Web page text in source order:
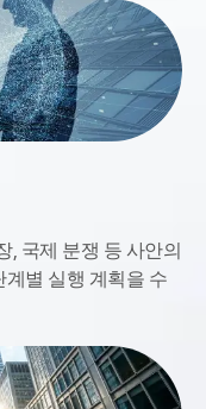
호사추천
약
, 국제 분쟁 등 사안의
계별 실행 계획을 수